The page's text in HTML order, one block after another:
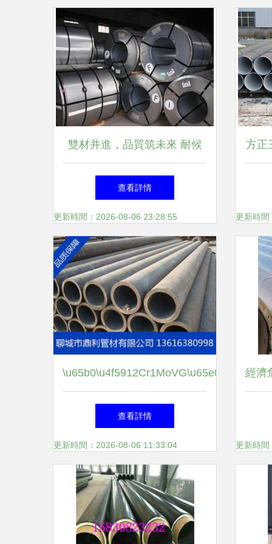
雙材并進，品質筑未來 耐候
鋼板與鋼管的工業之道
查看詳情
更新時間：2026-08-06 23:28:55
方正
更新時
高效熱電材料突破銻化結等有
效減弱全國標的技術要點領先
\r
查看詳情
更新時間：2026-08-06 11:33:04
經濟
更新時